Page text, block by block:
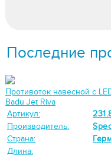
Последние
Противоток навесной с
Badu Jet Riva
Артикул:
Производитель:
Страна:
Длина: